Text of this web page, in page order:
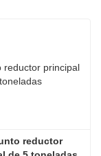
reductor